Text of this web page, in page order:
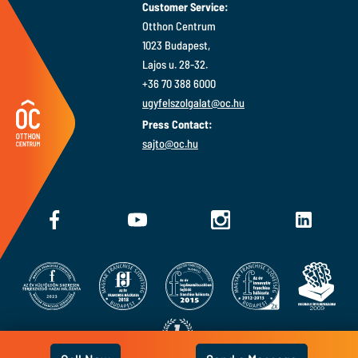
Lajos u. 28-32.
+36 70 388 6000
ugyfelszolgalat@oc.hu
Press Contact:
sajto@oc.hu